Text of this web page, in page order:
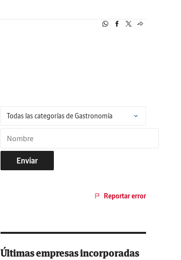
Enviar
Reportar error
Últimas empresas incorporadas